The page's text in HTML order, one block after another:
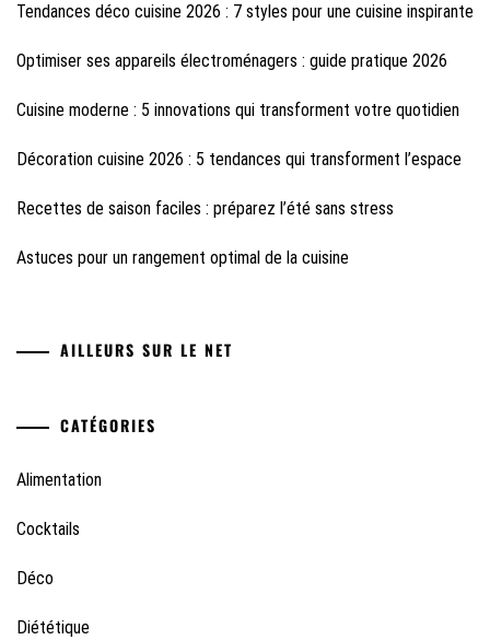
Tendances déco cuisine 2026 : 7 styles pour une cuisine inspirante
Optimiser ses appareils électroménagers : guide pratique 2026
Cuisine moderne : 5 innovations qui transforment votre quotidien
Décoration cuisine 2026 : 5 tendances qui transforment l’espace
Recettes de saison faciles : préparez l’été sans stress
Astuces pour un rangement optimal de la cuisine
AILLEURS SUR LE NET
CATÉGORIES
Alimentation
Cocktails
Déco
Diététique